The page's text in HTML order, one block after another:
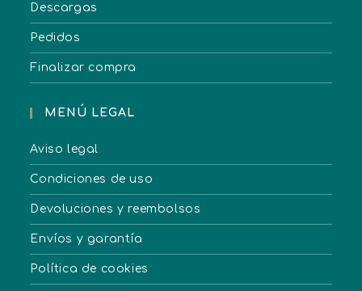
Descargas
Pedidos
Finalizar compra
MENÚ LEGAL
Aviso legal
Condiciones de uso
Devoluciones y reembolsos
Envíos y garantía
Política de cookies